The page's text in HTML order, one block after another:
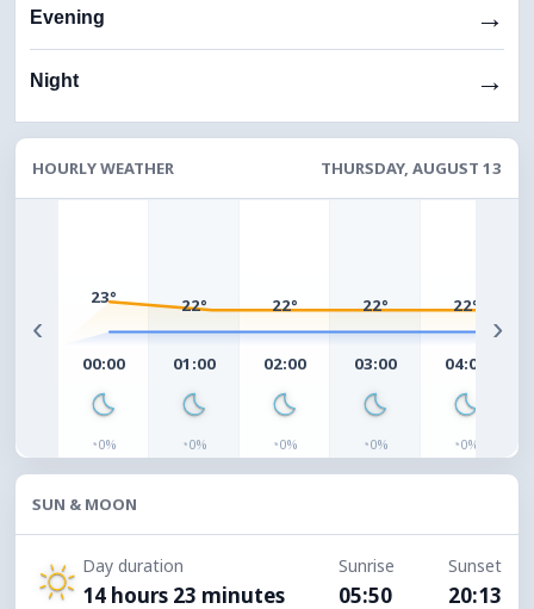
Evening →
Night →
HOURLY WEATHER THURSDAY, AUGUST 13
‹
23°
00:00
◔0%
22°
01:00
◔0%
22°
02:00
◔0%
22°
03:00
◔0%
22°
04:00
◔0%
›
SUN & MOON
Day duration
14 hours 23 minutes
Sunrise
05:50
Sunset
20:13